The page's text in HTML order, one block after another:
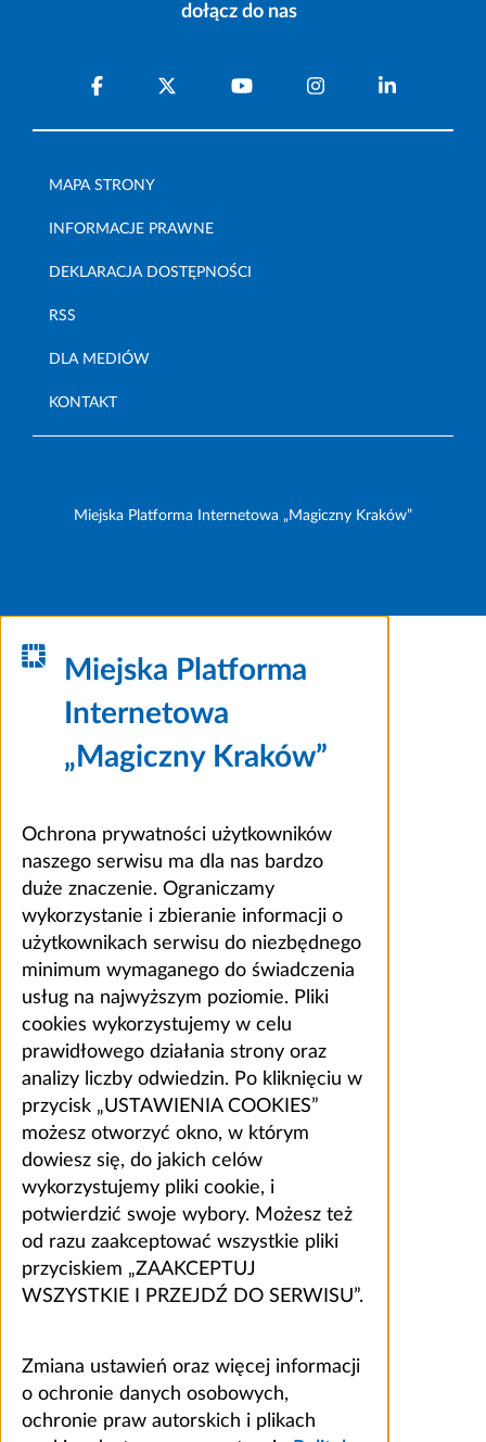
dołącz do nas
MAPA STRONY
INFORMACJE PRAWNE
DEKLARACJA DOSTĘPNOŚCI
RSS
DLA MEDIÓW
KONTAKT
Miejska Platforma Internetowa „Magiczny Kraków”
Miejska Platforma
Internetowa
„Magiczny Kraków”
Ochrona prywatności użytkowników
naszego serwisu ma dla nas bardzo
duże znaczenie. Ograniczamy
wykorzystanie i zbieranie informacji o
użytkownikach serwisu do niezbędnego
minimum wymaganego do świadczenia
usług na najwyższym poziomie. Pliki
cookies wykorzystujemy w celu
prawidłowego działania strony oraz
analizy liczby odwiedzin. Po kliknięciu w
przycisk „USTAWIENIA COOKIES”
możesz otworzyć okno, w którym
dowiesz się, do jakich celów
wykorzystujemy pliki cookie, i
potwierdzić swoje wybory. Możesz też
od razu zaakceptować wszystkie pliki
przyciskiem „ZAAKCEPTUJ
WSZYSTKIE I PRZEJDŹ DO SERWISU”.
Zmiana ustawień oraz więcej informacji
o ochronie danych osobowych,
ochronie praw autorskich i plikach